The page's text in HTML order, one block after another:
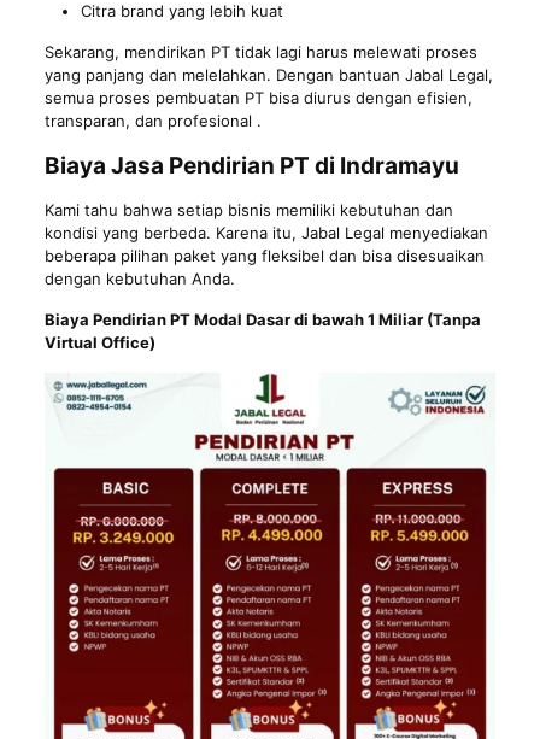
Citra brand yang lebih kuat
Sekarang, mendirikan PT tidak lagi harus melewati proses
yang panjang dan melelahkan. Dengan bantuan Jabal Legal,
semua proses pembuatan PT bisa diurus dengan efisien,
transparan, dan profesional .
Biaya Jasa Pendirian PT di Indramayu
Kami tahu bahwa setiap bisnis memiliki kebutuhan dan
kondisi yang berbeda. Karena itu, Jabal Legal menyediakan
beberapa pilihan paket yang fleksibel dan bisa disesuaikan
dengan kebutuhan Anda.
Biaya Pendirian PT Modal Dasar di bawah 1 Miliar (Tanpa
Virtual Office)